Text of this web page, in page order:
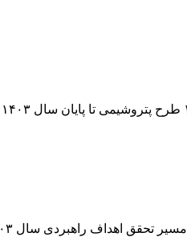
راهبردی سال ۱۴۰۳ داشته باشند.